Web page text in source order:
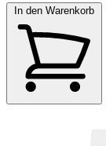
In den Warenkorb